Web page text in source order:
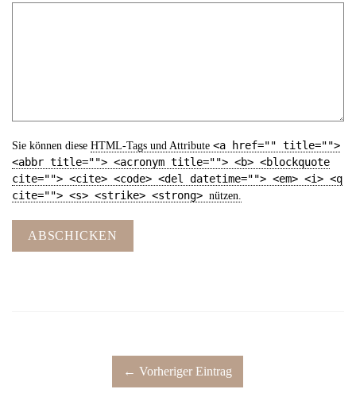
Sie können diese HTML-Tags und Attribute <a href="" title="">
<abbr title=""> <acronym title=""> <b> <blockquote
cite=""> <cite> <code> <del datetime=""> <em> <i> <q
cite=""> <s> <strike> <strong> nützen.
ABSCHICKEN
← Vorheriger Eintrag